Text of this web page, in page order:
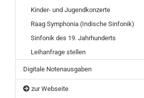
Kinder- und Jugendkonzerte
Raag Symphonia (Indische Sinfonik)
Sinfonik des 19. Jahrhunderts
Leihanfrage stellen
Digitale Notenausgaben
zur Webseite